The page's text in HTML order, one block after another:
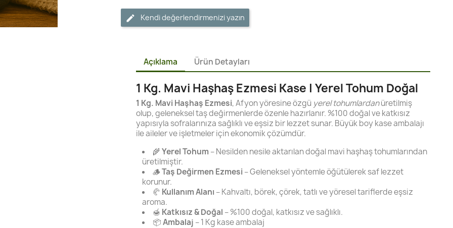
Kendi değerlendirmenizi yazın
Açıklama Ürün Detayları
1 Kg. Mavi Haşhaş Ezmesi Kase | Yerel Tohum Doğal
1 Kg. Mavi Haşhaş Ezmesi, Afyon yöresine özgü yerel tohumlardanüretilmiş
olup, geleneksel taş değirmenlerde özenle hazırlanır. %100 doğal ve katkısız
yapısıyla sofralarınıza sağlıklı ve eşsiz bir lezzet sunar. Büyük boy kase ambalajı
ile aileler ve işletmeler için ekonomik çözümdür.
🌾Yerel Tohum – Nesilden nesile aktarılan doğal mavi haşhaş tohumlarından
üretilmiştir.
🪵Taş Değirmen Ezmesi – Geleneksel yöntemle öğütülerek saf lezzet
korunur.
🥐 Kullanım Alanı – Kahvaltı, börek, çörek, tatlı ve yöresel tariflerde eşsiz
aroma.
🍯 Katkısız & Doğal – %100 doğal, katkısız ve sağlıklı.
📦Ambalaj – 1 Kg kase ambalaj